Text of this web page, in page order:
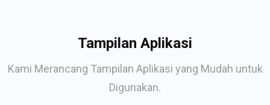
Tampilan Aplikasi
Kami Merancang Tampilan Aplikasi yang Mudah untuk
Digunakan.